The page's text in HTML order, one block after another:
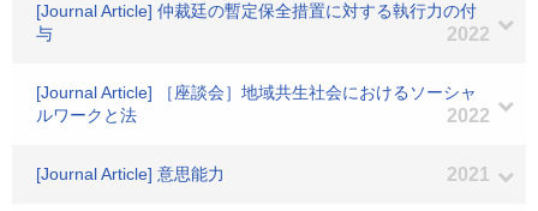
[Journal Article] 仲裁廷の暫定保全措置に対する執行力の付
与
2022
[Journal Article] ［座談会］地域共生社会におけるソーシャ
ルワークと法
2022
[Journal Article] 意思能力 2021